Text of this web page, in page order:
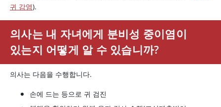
귀 감염).
의사는 내 자녀에게 분비성 중이염이
있는지 어떻게 알 수 있습니까?
의사는 다음을 수행합니다.
손에 드는 등으로 귀 검진